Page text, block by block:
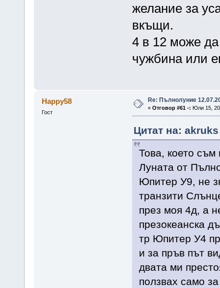
желание за
вкъщи.
4 в 12 може
чужбина или
Happy58
Гост
Re: Пълнолуние
« Отговор #61 -: Юли 15,
Цитат на:
Това, което съм
Луната от
Юпитер У9, не
транзити
през моя 4д, а
презокеанска
тр Юпитер У4
и за пръв път
двата ми
ползвах само